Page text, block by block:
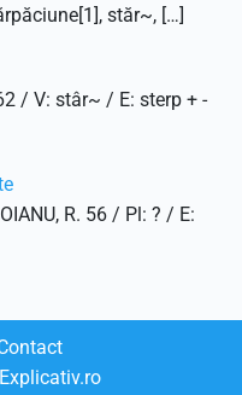
stăr~, […]
/ V: stâr~ / E: sterp + -
R. 56 / Pl: ? / E: